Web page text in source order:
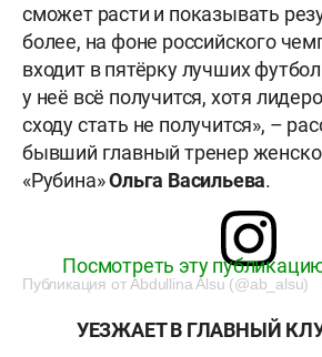
сможет расти и показывать
более, на фоне российского
входит в пятёрку лучших
у неё всё получится, хотя
сходу стать не получится», –
бывший главный тренер
«Рубина»Ольга Васильева.
Посмотреть эту
Публикация от Abdullina Alsu (@ab_alsu)
УЕЗЖАЕТ В ГЛАВНЫЙ